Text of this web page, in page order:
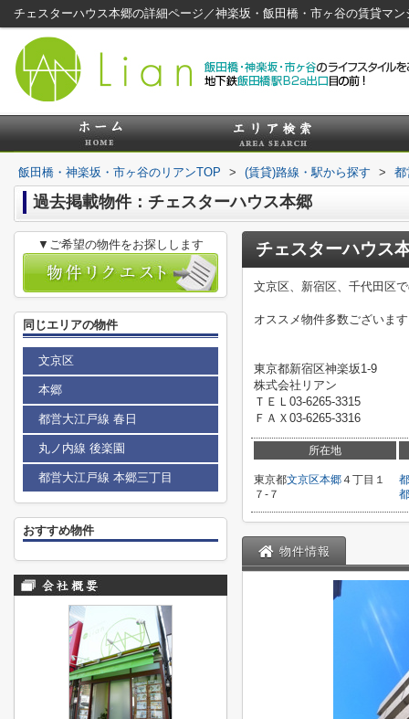
チェスターハウス本郷の詳細ページ／神楽坂・飯田橋・市ヶ谷の賃貸マ
飯田橋・神楽坂・市ヶ谷のリアンTOP > (賃貸)路線・駅から探す > 都
過去掲載物件：チェスターハウス本郷
チェスターハウス
文京区、新宿区、千代田区
オススメ物件多数ございま
東京都新宿区神楽坂1-9
株式会社リアン
ＴＥＬ03-6265-3315
ＦＡＸ03-6265-3316
所在地
東京都文京区本郷４丁目１
７-７
物件情報
▼ご希望の物件をお探しします
同じエリアの物件
文京区
本郷
都営大江戸線 春日
丸ノ内線 後楽園
都営大江戸線 本郷三丁目
おすすめ物件